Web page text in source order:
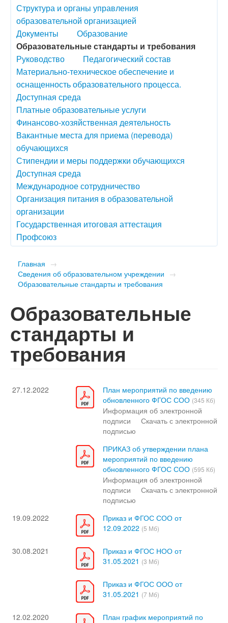
Структура и органы управления
образовательной организацией
Документы
Образование
Образовательные стандарты и требования
Руководство
Педагогический состав
Материально-техническое обеспечение и
оснащенность образовательного процесса.
Доступная среда
Платные образовательные услуги
Финансово-хозяйственная деятельность
Вакантные места для приема (перевода)
обучающихся
Стипендии и меры поддержки обучающихся
Доступная среда
Международное сотрудничество
Организация питания в образовательной
организации
Государственная итоговая аттестация
Профсоюз
Главная →
Сведения об образовательном учреждении →
Образовательные стандарты и требования
Образовательные
стандарты и
требования
27.12.2022
План мероприятий по введению
обновленного ФГОС СОО (345 Кб)
Информация об электронной
подписи
Скачать с электронной
подписью
ПРИКАЗ об утверждении плана
мероприятий по введению
обновленного ФГОС СОО (595 Кб)
Информация об электронной
подписи
Скачать с электронной
подписью
19.09.2022
Приказ и ФГОС СОО от
12.09.2022 (5 Мб)
30.08.2021
Приказ и ФГОС НОО от
31.05.2021 (3 Мб)
Приказ и ФГОС ООО от
31.05.2021 (7 Мб)
12.02.2020
План график мероприятий по